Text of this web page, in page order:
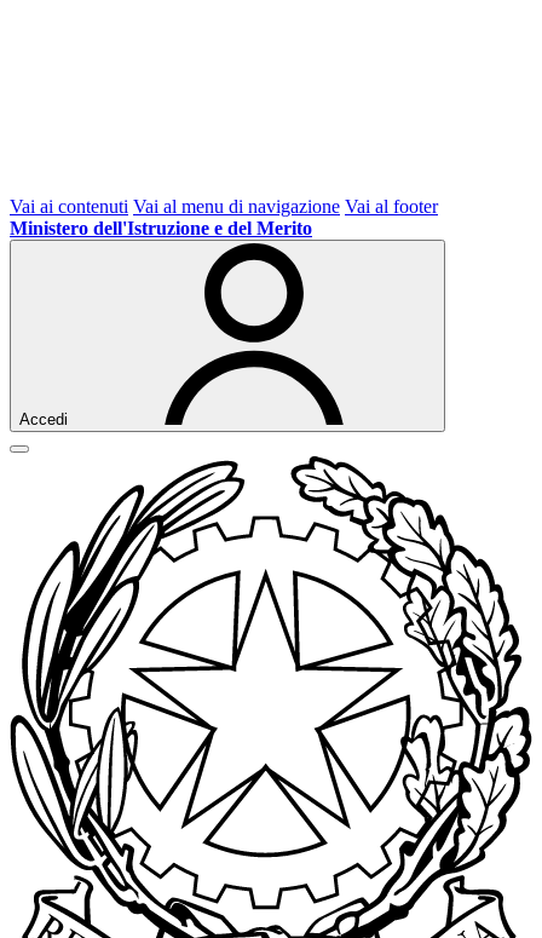
Vai ai contenuti Vai al menu di navigazione Vai al footer
Ministero dell'Istruzione e del Merito
Accedi